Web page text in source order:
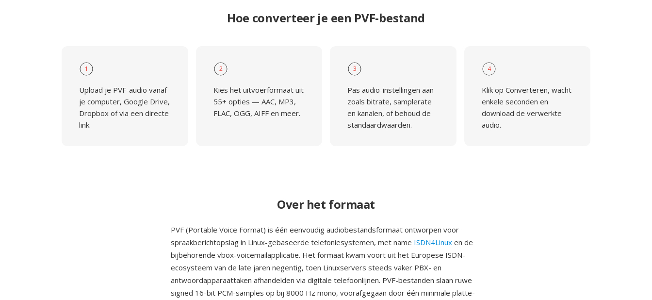
Hoe converteer je een PVF-bestand
1
Upload je PVF-audio vanaf
je computer, Google Drive,
Dropbox of via een directe
link.
2
Kies het uitvoerformaat uit
55+ opties — AAC, MP3,
FLAC, OGG, AIFF en meer.
3
Pas audio-instellingen aan
zoals bitrate, samplerate
en kanalen, of behoud de
standaardwaarden.
4
Klik op Converteren, wacht
enkele seconden en
download de verwerkte
audio.
Over het formaat
PVF (Portable Voice Format) is één eenvoudig audiobestandsformaat ontworpen voor
spraakberichtopslag in Linux-gebaseerde telefoniesystemen, met name ISDN4Linux en de
bijbehorende vbox-voicemailapplicatie. Het formaat kwam voort uit het Europese ISDN-
ecosysteem van de late jaren negentig, toen Linuxservers steeds vaker PBX- en
antwoordapparaattaken afhandelden via digitale telefoonlijnen. PVF-bestanden slaan ruwe
signed 16-bit PCM-samples op bij 8000 Hz mono, voorafgegaan door één minimale platte-